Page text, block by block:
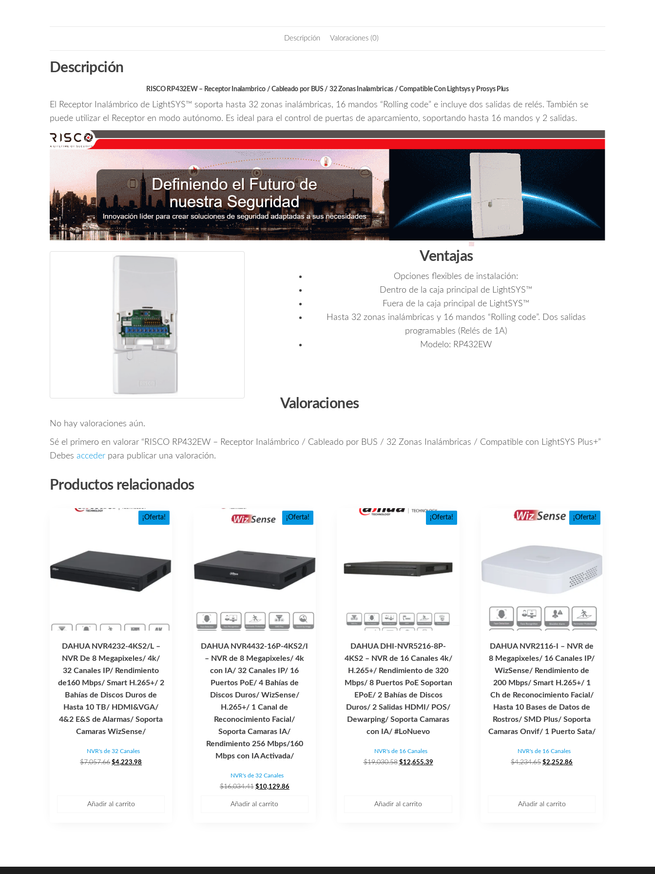
Descripción Valoraciones (0)
Descripción
RISCO RP432EW – Receptor Inalambrico / Cableado por BUS / 32 Zonas Inalambricas / Compatible Con Lightsys y Prosys Plus
El Receptor Inalámbrico de LightSYS™ soporta hasta 32 zonas inalámbricas, 16 mandos “Rolling code” e incluye dos salidas de relés. También se
puede utilizar el Receptor en modo autónomo. Es ideal para el control de puertas de aparcamiento, soportando hasta 16 mandos y 2 salidas.
Ventajas
Opciones flexibles de instalación:
Dentro de la caja principal de LightSYS™
Fuera de la caja principal de LightSYS™
Hasta 32 zonas inalámbricas y 16 mandos “Rolling code”. Dos salidas
programables (Relés de 1A)
Modelo: RP432EW
Valoraciones
No hay valoraciones aún.
Sé el primero en valorar “RISCO RP432EW – Receptor Inalámbrico / Cableado por BUS / 32 Zonas Inalámbricas / Compatible con LightSYS Plus+”
Debes acceder para publicar una valoración.
Productos relacionados
¡Oferta!
DAHUA NVR4232-4KS2/L –
NVR De 8 Megapixeles/ 4k/
32 Canales IP/ Rendimiento
de160 Mbps/ Smart H.265+/ 2
Bahías de Discos Duros de
Hasta 10 TB/ HDMI&VGA/
4&2 E&S de Alarmas/ Soporta
Camaras WizSense/
NVR's de 32 Canales
$7,057.66 El
$7,057.66.
$4,223.98
Añadir al carrito
¡Oferta!
DAHUA NVR4432-16P-4KS2/I
– NVR de 8 Megapixeles/ 4k
con IA/ 32 Canales IP/ 16
Puertos PoE/ 4 Bahías de
Discos Duros/ WizSense/
H.265+/ 1 Canal de
Reconocimiento Facial/
Soporta Camaras IA/
Rendimiento 256 Mbps/160
Mbps con IA Activada/
NVR's de 32 Canales
$16,034.41 El
original
$10,129.86El
Añadir al carrito
¡Oferta!
DAHUA DHI-NVR5216-8P-
4KS2 – NVR de 16 Canales 4k/
H.265+/ Rendimiento de 320
Mbps/ 8 Puertos PoE Soportan
EPoE/ 2 Bahías de Discos
Duros/ 2 Salidas HDMI/ POS/
Dewarping/ Soporta Camaras
con IA/ #LoNuevo
NVR's de 16 Canales
$19,030.58 El
$19,030.58.
$12,655.39El
Añadir al carrito
¡Oferta!
DAHUA NVR2116-I – NVR de
8 Megapixeles/ 16 Canales IP/
WizSense/ Rendimiento de
200 Mbps/ Smart H.265+/ 1
Ch de Reconocimiento Facial/
Hasta 10 Bases de Datos de
Rostros/ SMD Plus/ Soporta
Camaras Onvif/ 1 Puerto Sata/
NVR's de 16 Canales
$4,234.65 El
$4,234.65.
$2,252.86
Añadir al carrito